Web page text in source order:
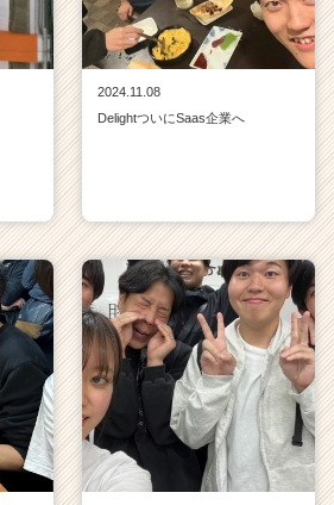
2024.11.08
DelightついにSaas企業へ